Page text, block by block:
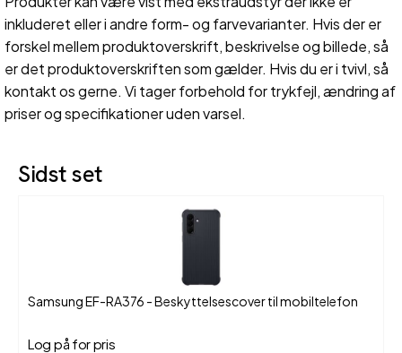
inkluderet eller i andre form- og farvevarianter. Hvis der er
forskel mellem produktoverskrift, beskrivelse og billede, så
er det produktoverskriften som gælder. Hvis du er i tvivl, så
kontakt os gerne. Vi tager forbehold for trykfejl, ændring af
priser og specifikationer uden varsel.
Sidst set
Samsung EF-RA376 - Beskyttelsescover til mobiltelefon
Log på for pris